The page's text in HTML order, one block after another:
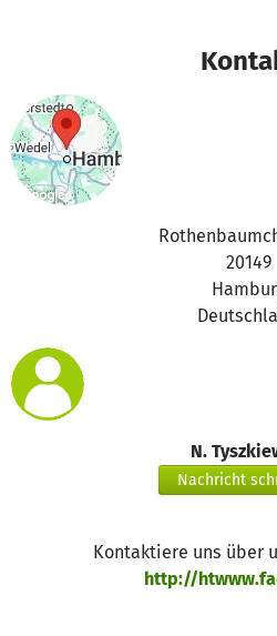
Vielen Dank für Eure
das betterplace.org-Team
20149
N.
Nachricht
Kontaktiere uns über
http://